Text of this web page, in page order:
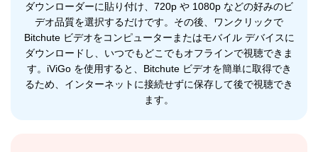
ダウンローダーに貼り付け、720p や 1080p などの好みのビ
デオ品質を選択するだけです。その後、ワンクリックで
Bitchute ビデオをコンピューターまたはモバイル デバイスに
ダウンロードし、いつでもどこでもオフラインで視聴できま
す。iViGo を使用すると、Bitchute ビデオを簡単に取得でき
るため、インターネットに接続せずに保存して後で視聴でき
ます。